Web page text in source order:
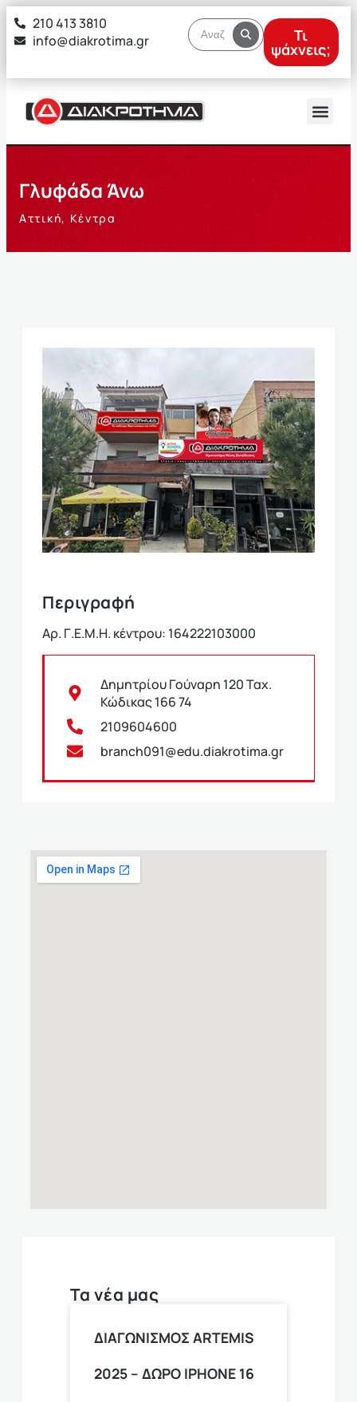
στο
περιεχόμενο
210 413 3810
info@diakrotima.gr
Τι
ψάχνεις;
Γλυφάδα Άνω
Αττική, Κέντρα
Περιγραφή
Αρ. Γ.Ε.Μ.Η. κέντρου: 164222103000
Δημητρίου Γούναρη 120 Ταχ.
Κώδικας 166 74
2109604600
branch091@edu.diakrotima.gr
Τα νέα μας
ΔΙΑΓΩΝΙΣΜΟΣ ARTEMIS
2025 – ΔΩΡΟ ΙPHONE 16